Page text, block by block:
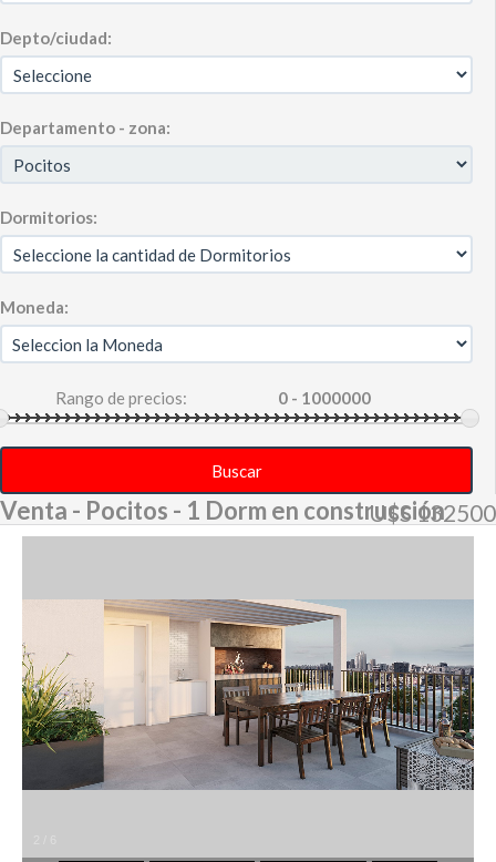
Depto/ciudad:
Departamento - zona:
Dormitorios:
Moneda:
Rango de precios:
Buscar
Venta - Pocitos - 1 Dorm en construcción
U$S 132500